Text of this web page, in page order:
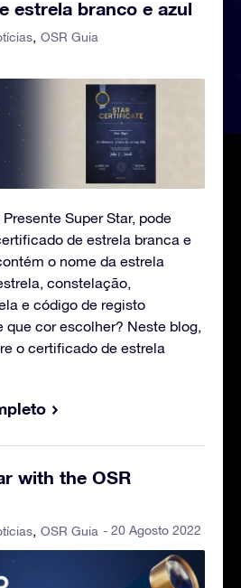
estrela branco e azul
OSR Guia
Super Star, pode
de estrela branca e
o nome da estrela
constelação,
e código de registo
que cor escolher? Neste blog,
o certificado de estrela
with the OSR
OSR Guia - 20 Agosto 2022